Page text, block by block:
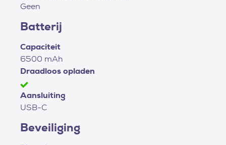
Geen
Batterij
Capaciteit
6500 mAh
Draadloos opladen
Aansluiting
USB-C
Beveiliging